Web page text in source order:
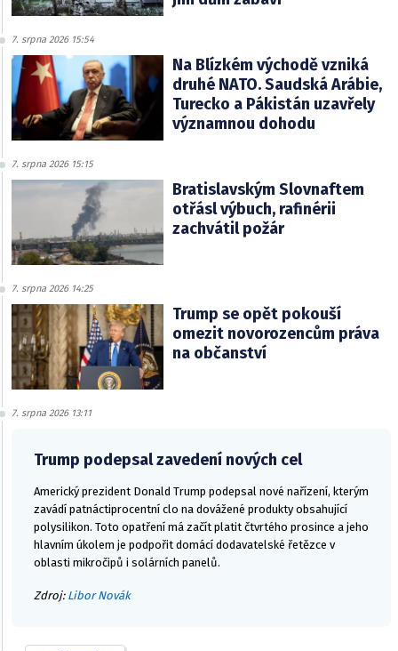
7. srpna 2026 15:54
Na Blízkém východě vzniká
druhé NATO. Saudská Arábie,
Turecko a Pákistán uzavřely
významnou dohodu
7. srpna 2026 15:15
Bratislavským Slovnaftem
otřásl výbuch, rafinérii
zachvátil požár
7. srpna 2026 14:25
Trump se opět pokouší
omezit novorozencům práva
na občanství
7. srpna 2026 13:11
Trump podepsal zavedení nových cel
Americký prezident Donald Trump podepsal nové nařízení, kterým
zavádí patnáctiprocentní clo na dovážené produkty obsahující
polysilikon. Toto opatření má začít platit čtvrtého prosince a jeho
hlavním úkolem je podpořit domácí dodavatelské řetězce v
oblasti mikročipů i solárních panelů.
Zdroj: Libor Novák